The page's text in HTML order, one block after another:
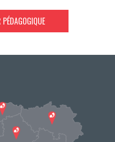
PÉDAGOGIQUE